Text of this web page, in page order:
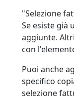
"Selezione
Se esiste già
aggiunte.
con
Puoi anche
specifico
selezione